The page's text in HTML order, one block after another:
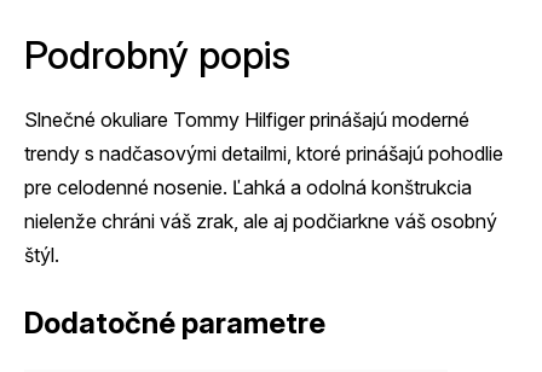
Podrobný popis
Slnečné okuliare Tommy Hilfiger prinášajú moderné
trendy s nadčasovými detailmi, ktoré prinášajú pohodlie
pre celodenné nosenie. Ľahká a odolná konštrukcia
nielenže chráni váš zrak, ale aj podčiarkne váš osobný
štýl.
Dodatočné parametre